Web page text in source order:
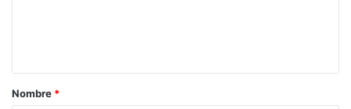
rNombre *